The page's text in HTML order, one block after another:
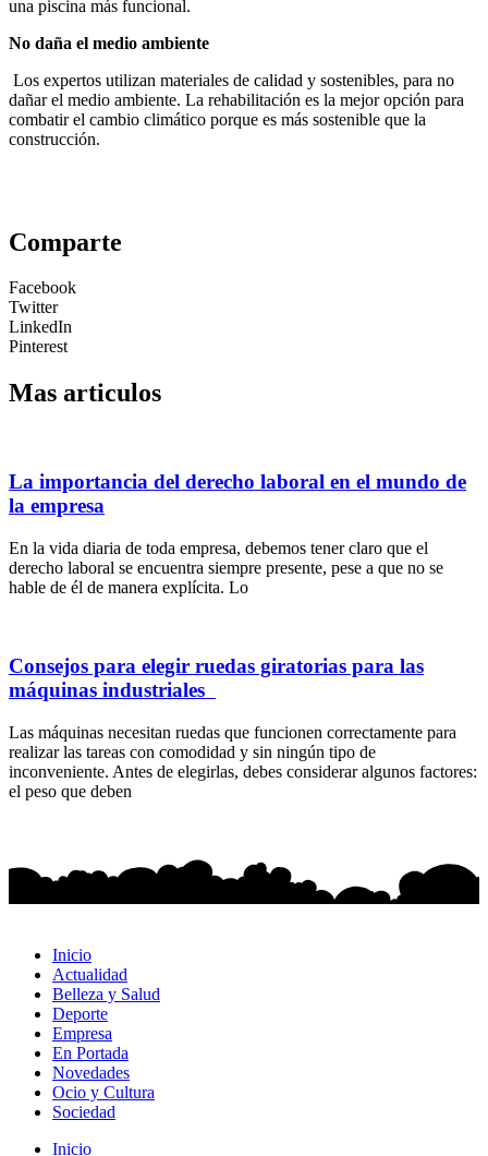
una piscina más funcional.
No daña el medio ambiente
Los expertos utilizan materiales de calidad y sostenibles, para no
dañar el medio ambiente. La rehabilitación es la mejor opción para
combatir el cambio climático porque es más sostenible que la
construcción.
Comparte
Facebook
Twitter
LinkedIn
Pinterest
Mas articulos
La importancia del derecho laboral en el mundo de
la empresa
En la vida diaria de toda empresa, debemos tener claro que el
derecho laboral se encuentra siempre presente, pese a que no se
hable de él de manera explícita. Lo
Consejos para elegir ruedas giratorias para las
máquinas industriales
Las máquinas necesitan ruedas que funcionen correctamente para
realizar las tareas con comodidad y sin ningún tipo de
inconveniente. Antes de elegirlas, debes considerar algunos factores:
el peso que deben
Inicio
Actualidad
Belleza y Salud
Deporte
Empresa
En Portada
Novedades
Ocio y Cultura
Sociedad
Inicio